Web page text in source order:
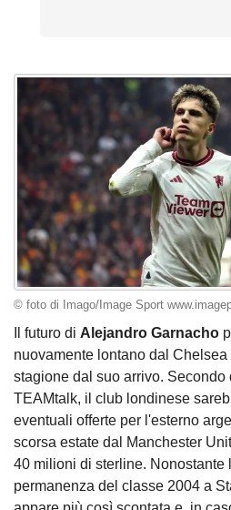
© foto di Imago/Image Sport
Il futuro di Alejandro Garnacho
nuovamente lontano dal
stagione dal suo arrivo. Secondo
TEAMtalk, il club londinese
eventuali offerte per l'esterno
scorsa estate dal Manchester
40 milioni di sterline. Nonostante
permanenza del classe 2004 a